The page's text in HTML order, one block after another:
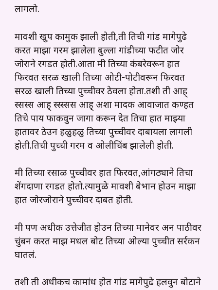
लागलो.
मावशी खुप कामुक झाली होती,ती तिची गांड मागेपुढे
करत माझा गरम झालेला बुल्ला गांडीच्या फटीत जोर
जोराने रगडत होती.आता मी तिच्या कंबरेवरून हात
फिरवत सरळ खाली तिच्या ओटी-पोटीवरून फिरवत
सरळ खाली तिच्या पुच्चीवर ठेवला होता.तशी ती आह्
स्सस्स आह् स्स्स्सस आह् अशा मादक आवाजात कण्हत
तिचे पाय फाकवुन जागा करून देत तिचा हात माझ्या
हातावर ठेउन हळुहळु तिच्या पुच्चीवर दाबायला लागली
होती.तिची पुच्ची गरम व ओलीचिंब झालेली होती.
मी तिच्या रसाळ पुच्चीवर हात फिरवत,आंगठ्याने तिचा
शेंगदाणा रगडत होतो.त्यामुळे मावशी बेभान होउन माझा
हात जोरजोराने पुच्चीवर दाबत होती.
मी पण अधीक उत्तेजीत होउन तिच्या मानेवर अन पाठीवर
चुंबन करत माझ मधल बोट तिच्या ओल्या पुच्चीत सर्रकन
घातलं.
तशी ती अधीकच कामांध होत गांड मागेपुढे हलवुन बोटाने